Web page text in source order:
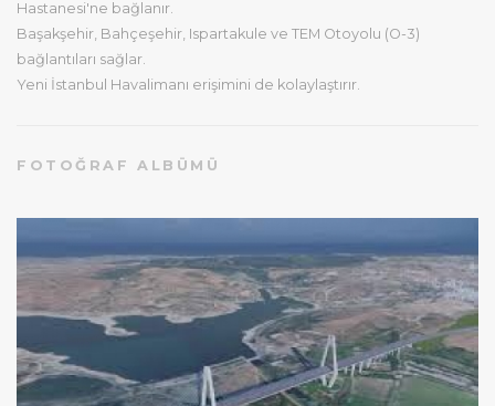
Hastanesi'ne bağlanır.
Başakşehir, Bahçeşehir, Ispartakule ve TEM Otoyolu (O-3)
bağlantıları sağlar.
Yeni İstanbul Havalimanı erişimini de kolaylaştırır.
FOTOĞRAF ALBÜMÜ